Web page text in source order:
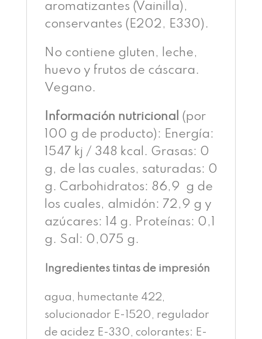
aromatizantes (Vainilla),
conservantes (E202, E330).
No contiene gluten, leche,
huevo y frutos de cáscara.
Vegano.
Información nutricional (por
100 g de producto): Energía:
1547 kj / 348 kcal. Grasas: 0
g, de las cuales, saturadas: 0
g. Carbohidratos: 86,9 g de
los cuales, almidón: 72,9 g y
azúcares: 14 g. Proteínas: 0,1
g. Sal: 0,075 g.
Ingredientes tintas de impresión
agua, humectante 422,
solucionador E-1520, regulador
de acidez E-330, colorantes: E-